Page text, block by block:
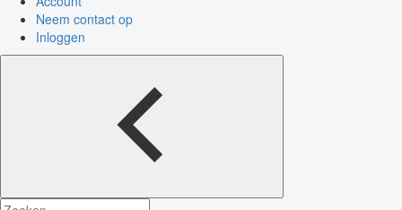
Neem contact op
Inloggen